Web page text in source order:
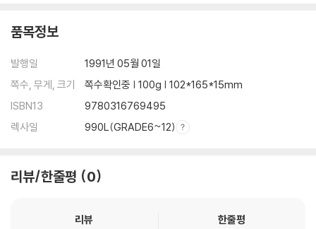
품목정보
발행일
1991년 05월 01일
쪽수, 무게, 크기
쪽수확인중 | 100g | 102*165*15mm
ISBN13
9780316769495
렉사일
990L(GRADE6~12)
리뷰/한줄평 0
리뷰
한줄평